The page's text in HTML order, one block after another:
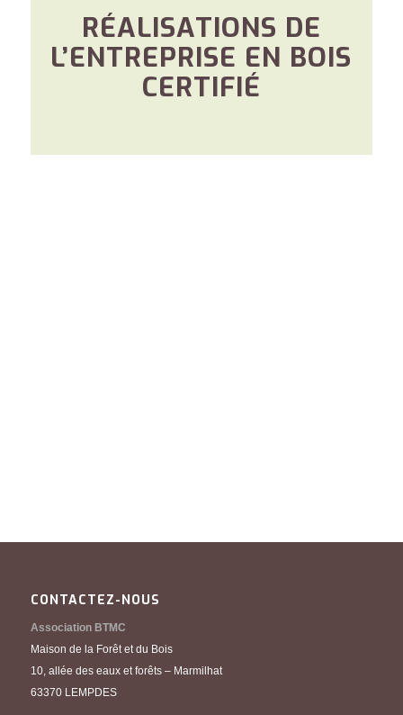
RÉALISATIONS DE
L’ENTREPRISE EN BOIS
CERTIFIÉ
CONTACTEZ-NOUS
Association BTMC
Maison de la Forêt et du Bois
10, allée des eaux et forêts – Marmilhat
63370 LEMPDES